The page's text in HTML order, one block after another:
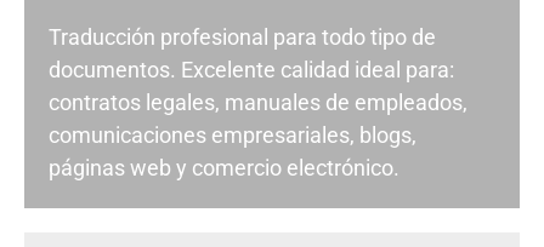
Traducción profesional para todo tipo de
documentos. Excelente calidad ideal para:
contratos legales, manuales de empleados,
comunicaciones empresariales, blogs,
páginas web y comercio electrónico.